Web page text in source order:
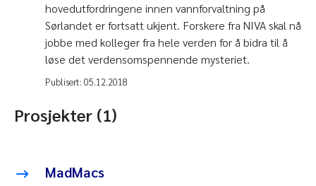
hovedutfordringene innen vannforvaltning på
Sørlandet er fortsatt ukjent. Forskere fra NIVA skal nå
jobbe med kolleger fra hele verden for å bidra til å
løse det verdensomspennende mysteriet.
Publisert: 05.12.2018
Prosjekter (1)
MadMacs